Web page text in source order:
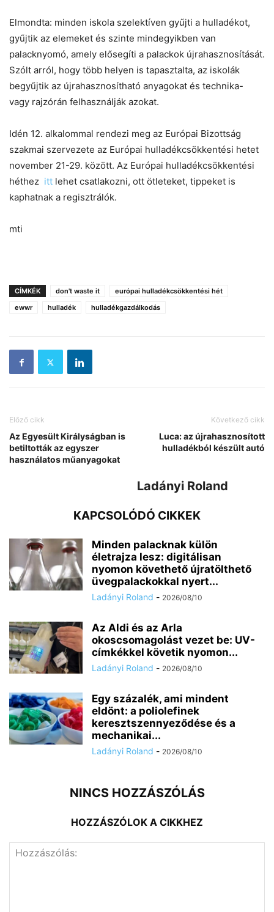
Elmondta: minden iskola szelektíven gyűjti a hulladékot,
gyűjtik az elemeket és szinte mindegyikben van
palacknyomó, amely elősegíti a palackok újrahasznosítását.
Szólt arról, hogy több helyen is tapasztalta, az iskolák
begyűjtik az újrahasznosítható anyagokat és technika-
vagy rajzórán felhasználják azokat.
Idén 12. alkalommal rendezi meg az Európai Bizottság
szakmai szervezete az Európai hulladékcsökkentési hetet
november 21-29. között. Az Európai hulladékcsökkentési
héthez itt lehet csatlakozni, ott ötleteket, tippeket is
kaphatnak a regisztrálók.
mti
CÍMKÉK don't waste it
európai hulladékcsökkentési hét
ewwr
hulladék hulladékgazdálkodás
Előző cikk
Az Egyesült Királyságban is
betiltották az egyszer
használatos műanyagokat
Következő cikk
Luca: az újrahasznosított
hulladékból készült autó
Ladányi Roland
KAPCSOLÓDÓ CIKKEK
Minden palacknak külön
életrajza lesz: digitálisan
nyomon követhető újratölthető
üvegpalackokkal nyert...
Ladányi Roland - 2026/08/10
Az Aldi és az Arla
okoscsomagolást vezet be: UV-
címkékkel követik nyomon...
Ladányi Roland - 2026/08/10
Egy százalék, ami mindent
eldönt: a poliolefinek
keresztszennyeződése és a
mechanikai...
Ladányi Roland - 2026/08/10
NINCS HOZZÁSZÓLÁS
HOZZÁSZÓLOK A CIKKHEZ